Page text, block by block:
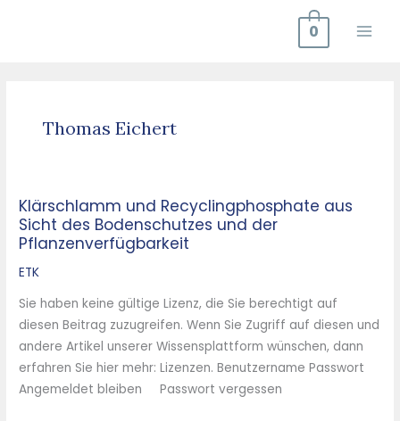
0
Thomas Eichert
Klärschlamm und Recyclingphosphate aus
Sicht des Bodenschutzes und der
Pflanzenverfügbarkeit
ETK
Sie haben keine gültige Lizenz, die Sie berechtigt auf
diesen Beitrag zuzugreifen. Wenn Sie Zugriff auf diesen und
andere Artikel unserer Wissensplattform wünschen, dann
erfahren Sie hier mehr: Lizenzen. Benutzername Passwort
Angemeldet bleiben Passwort vergessen
Klärschlamm
und
Recyclingphosphate
aus
des
Bodenschutzes
und
der
Pflanzenverfügbarkeit